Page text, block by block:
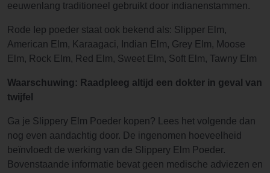
eeuwenlang traditioneel gebruikt door indianenstammen.
Rode Iep poeder staat ook bekend als: Slipper Elm,
American Elm, Karaagaci, Indian Elm, Grey Elm, Moose
Elm, Rock Elm, Red Elm, Sweet Elm, Soft Elm, Tawny Elm
Waarschuwing: Raadpleeg altijd een dokter in geval van
twijfel
Ga je Slippery Elm Poeder kopen? Lees het volgende dan
nog even aandachtig door. De ingenomen hoeveelheid
beïnvloedt de werking van de Slippery Elm Poeder.
Bovenstaande informatie bevat geen medische adviezen en